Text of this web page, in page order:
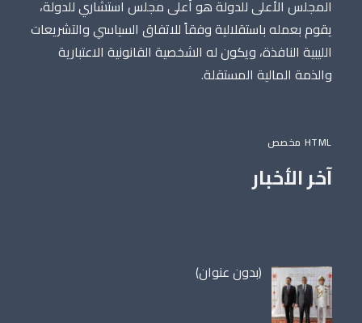
المجلس الأعلى للدولة هو أعلى مجلس استشاري للدولة،
يقوم بعمله باستقلالية وفقاً للاتفاق السياسي والتشريعات
الليبية النافذة، ويكون له الشخصية القانونية الاعتبارية
والذمة المالية المستقلة.
HTML مخصص
آخر الأخبار
(بدون عنوان)مقالة